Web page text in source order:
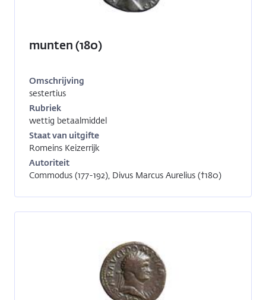
munten (180)
Omschrijving
sestertius
14028
Rubriek
wettig betaalmiddel
Staat van uitgifte
Romeins Keizerrijk
Autoriteit
Commodus (177-192), Divus Marcus Aurelius (†180)